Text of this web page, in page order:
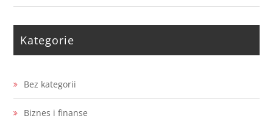
Kategorie
Bez kategorii
Biznes i finanse